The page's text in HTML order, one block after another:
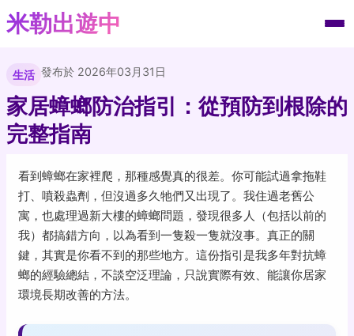
米勒出遊中
生活 發布於 2026年03月31日
家居蟑螂防治指引：從預防到根除的
完整指南
看到蟑螂在家裡爬，那種感覺真的很差。你可能試過拿拖鞋
打、噴殺蟲劑，但沒過多久牠們又出現了。我住過老舊公
寓，也處理過新大樓的蟑螂問題，發現很多人（包括以前的
我）都搞錯方向，以為看到一隻殺一隻就沒事。真正的關
鍵，其實是你看不到的那些地方。這份指引是我多年對抗蟑
螂的經驗總結，不談空泛理論，只說實際有效、能讓你居家
環境長期改善的方法。